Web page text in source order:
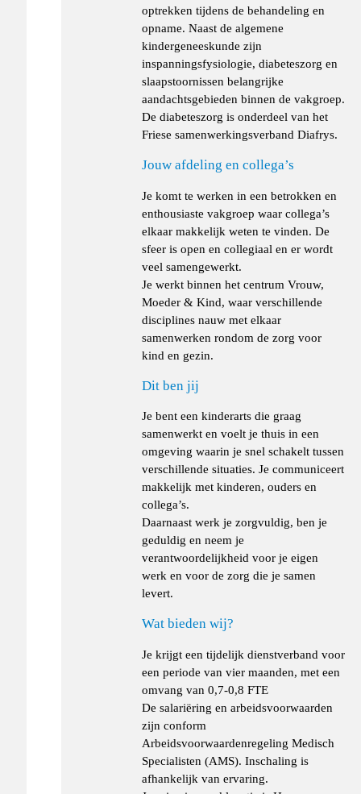
optrekken tijdens de behandeling en
opname. Naast de algemene
kindergeneeskunde zijn
inspanningsfysiologie, diabeteszorg en
slaapstoornissen belangrijke
aandachtsgebieden binnen de vakgroep.
De diabeteszorg is onderdeel van het
Friese samenwerkingsverband Diafrys.
Jouw afdeling en collega’s
Je komt te werken in een betrokken en
enthousiaste vakgroep waar collega’s
elkaar makkelijk weten te vinden. De
sfeer is open en collegiaal en er wordt
veel samengewerkt.
Je werkt binnen het centrum Vrouw,
Moeder & Kind, waar verschillende
disciplines nauw met elkaar
samenwerken rondom de zorg voor
kind en gezin.
Dit ben jij
Je bent een kinderarts die graag
samenwerkt en voelt je thuis in een
omgeving waarin je snel schakelt tussen
verschillende situaties. Je communiceert
makkelijk met kinderen, ouders en
collega’s.
Daarnaast werk je zorgvuldig, ben je
geduldig en neem je
verantwoordelijkheid voor je eigen
werk en voor de zorg die je samen
levert.
Wat bieden wij?
Je krijgt een tijdelijk dienstverband voor
een periode van vier maanden, met een
omvang van 0,7-0,8 FTE
De salariëring en arbeidsvoorwaarden
zijn conform
Arbeidsvoorwaardenregeling Medisch
Specialisten (AMS). Inschaling is
afhankelijk van ervaring.